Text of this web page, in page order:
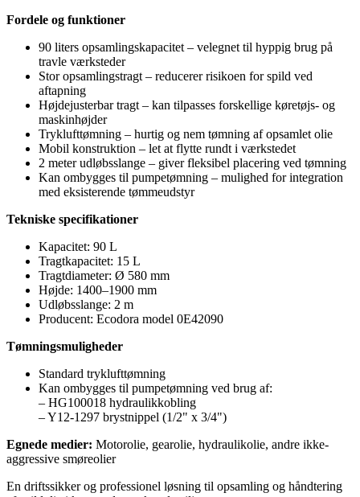
Fordele og funktioner
90 liters opsamlingskapacitet – velegnet til hyppig brug på
travle værksteder
Stor opsamlingstragt – reducerer risikoen for spild ved
aftapning
Højdejusterbar tragt – kan tilpasses forskellige køretøjs- og
maskinhøjder
Tryklufttømning – hurtig og nem tømning af opsamlet olie
Mobil konstruktion – let at flytte rundt i værkstedet
2 meter udløbsslange – giver fleksibel placering ved tømning
Kan ombygges til pumpetømning – mulighed for integration
med eksisterende tømmeudstyr
Tekniske specifikationer
Kapacitet: 90 L
Tragtkapacitet: 15 L
Tragtdiameter: Ø 580 mm
Højde: 1400–1900 mm
Udløbsslange: 2 m
Producent: Ecodora model 0E42090
Tømningsmuligheder
Standard tryklufttømning
Kan ombygges til pumpetømning ved brug af:
– HG100018 hydraulikkobling
– Y12-1297 brystnippel (1/2" x 3/4")
Egnede medier: Motorolie, gearolie, hydraulikolie, andre ikke-
aggressive smøreolier
En driftssikker og professionel løsning til opsamling og håndtering